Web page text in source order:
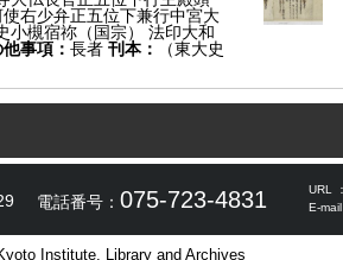
使右少弁正五位下兼行中宮大
小槻宿祢（国宗） 法印大和
事項： 長者 刊本：
（東大史
電話番号： 075-723-4831 URL ：
E-mail
Institute, Library and Archives